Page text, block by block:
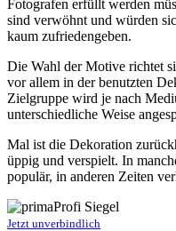
Fotografen erfüllt werden
sind verwöhnt und würden
kaum zufriedengeben.
Die Wahl der Motive richtet
vor allem in der benutzten
Zielgruppe wird je nach
unterschiedliche Weise
Mal ist die Dekoration
üppig und verspielt. In
populär, in anderen Zeiten
Jetzt unverbindlich